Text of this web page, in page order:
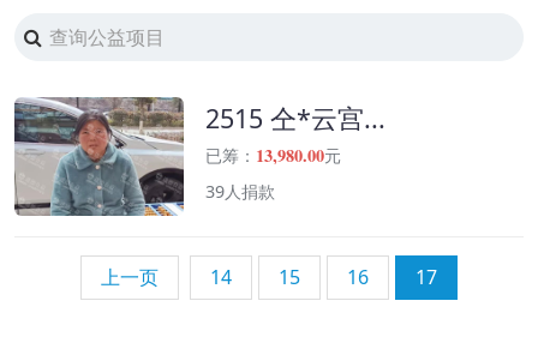
2515 仝*云宫...
已筹： 13,980.00元
39人捐款
上一页 14 15 16 17